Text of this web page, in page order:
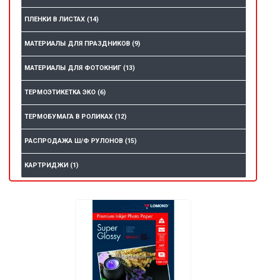
ПЛЕНКИ В ЛИСТАХ (14)
МАТЕРИАЛЫ ДЛЯ ПРАЗДНИКОВ (9)
МАТЕРИАЛЫ ДЛЯ ФОТОКНИГ (13)
ТЕРМОЭТИКЕТКА ЭКО (6)
ТЕРМОБУМАГА В РОЛИКАХ (12)
РАСПРОДАЖА Ш/Ф РУЛОНОВ (15)
КАРТРИДЖИ (1)